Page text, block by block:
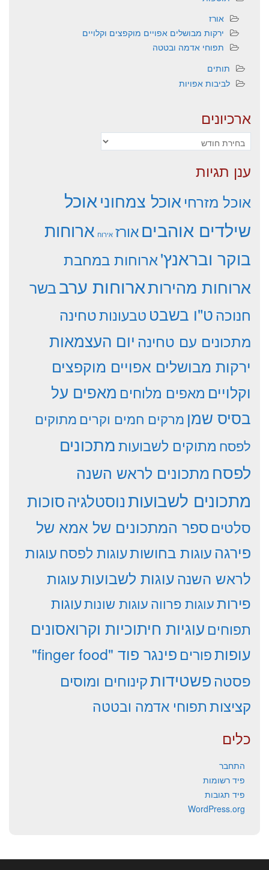
אורז
ירקות מבושלים אפויים מוקפצים וקלויים
תפוחי אדמה ובטטה
תותים
לביבות אפויות
ארכיונים
ארכיונים
ענן תגיות
אוכל מזרחיאוכל צמחוניאוכל
שילדים אוהביםאורז אירוח ארוחות
בוקר ובראנץ'ארוחות במחבת
ארוחות מהירותארוחות ערבבשר
חנוכהט"ו בשבט טבעונותטחינה
מתכונים עם טחינה יום העצמאות
ירקות מבושלים אפויים מוקפצים
וקלויים מאפים מלוחים מאפים על
בסיס שמן מרקים חמים וקריםמתוקים
לפסח מתוקים לשבועותמתכונים
לפסח מתכונים לראש השנה
מתכונים לשבועותנוסטלגיהסוכות
סלטים ספר המתכונים של אמא של
פירגהעוגות בחושותעוגות לפסח עוגות
לראש השנהעוגות לשבועותעוגות
פירותעוגות פרווהעוגות שונותעוגות
תפוחים עוגיות חיתוכיות וקרואסונים
עופותפורים פינגר פוד "finger food"
פסטהפשטידותקינוחים ומוסים
קציצותתפוחי אדמה ובטטה
כלים
התחבר
פיד רשומות
פיד תגובות
WordPress.org